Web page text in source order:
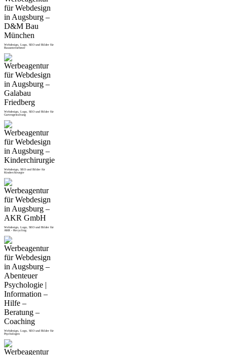
Webdesign, Logo, SEO und Bilder für
Bauunternehmer
Webdesign, Logo, SEO und Bilder für
Gartengestaltung
Webdesign, SEO und Bilder für
Kinderchirurgie
Webdesign, Logo, SEO und Bilder für
AKR - Recycling
Webdesign, Logo, SEO und Bilder für
Psychologen